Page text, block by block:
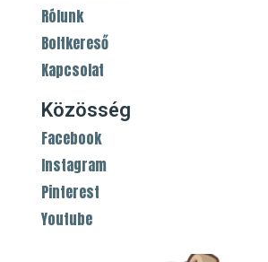
Rólunk
Boltkereső
Kapcsolat
Közösség
Facebook
Instagram
Pinterest
Youtube